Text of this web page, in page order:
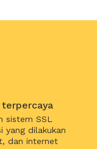
terpercaya
sistem SSL
yang dilakukan
dan internet